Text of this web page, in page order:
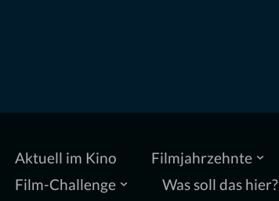
Aktuell im Kino Filmjahrzehnte
Film-Challenge
Was soll das hier?